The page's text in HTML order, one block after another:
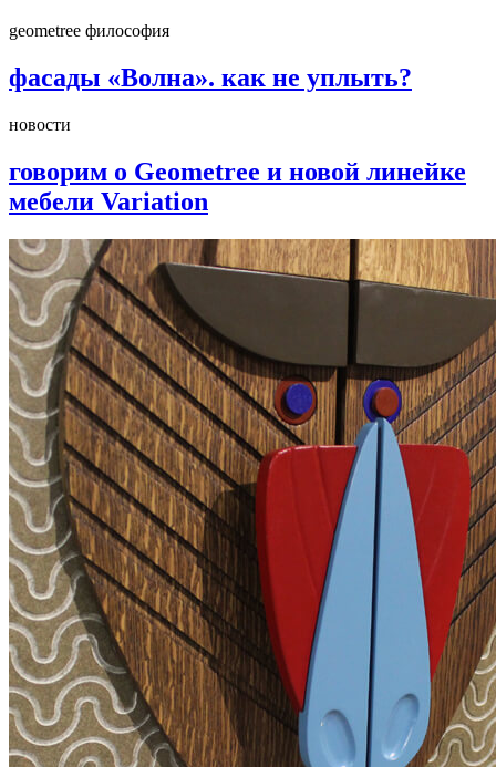
geometree философия
фасады «Волна». как не уплыть?
новости
говорим о Geometree и новой линейке
мебели Variation